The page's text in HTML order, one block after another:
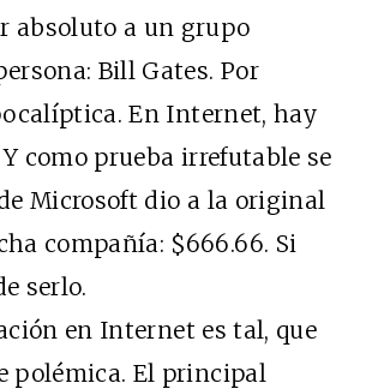
absoluto a un grupo
Bill Gates. Por
En Internet, hay
como prueba irrefutable se
Microsoft dio a la original
compañía: $666.66. Si
serlo.
en Internet es tal, que
polémica. El principal